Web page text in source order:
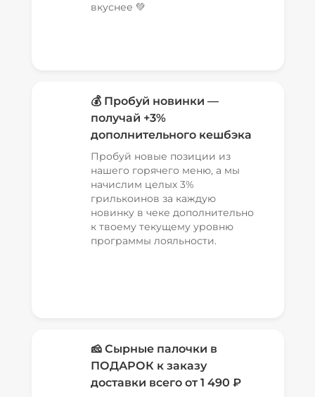
вкуснее 💚
💰 Пробуй новинки —
получай +3%
дополнительного кешбэка
Пробуй новые позиции из
нашего горячего меню, а мы
начислим целых 3%
грилькоинов за каждую
новинку в чеке дополнительно
к твоему текущему уровню
программы лояльности.
🧀 Сырные палочки в
ПОДАРОК к заказу
доставки всего от 1 490 ₽